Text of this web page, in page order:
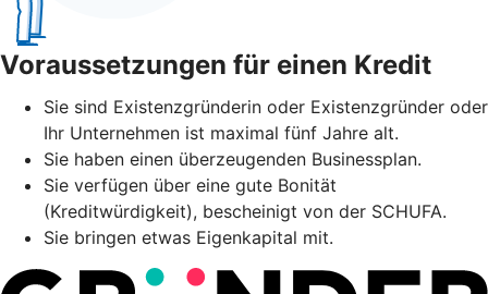
Voraussetzungen für einen Kredit
Sie sind Existenzgründerin oder Existenzgründer oder
Ihr Unternehmen ist maximal fünf Jahre alt.
Sie haben einen überzeugenden Businessplan.
Sie verfügen über eine gute Bonität
(Kreditwürdigkeit), bescheinigt von der SCHUFA.
Sie bringen etwas Eigenkapital mit.